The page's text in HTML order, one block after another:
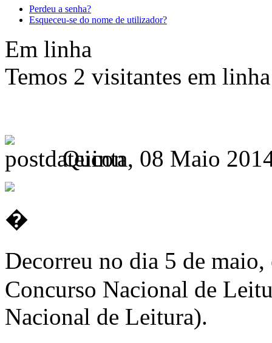
Perdeu a senha?
Esqueceu-se do nome de utilizador?
Em linha
Temos 2 visitantes em linha
Quinta, 08 Maio
�
Decorreu no dia 5 de
Concurso Nacional de
Nacional de Leitura).